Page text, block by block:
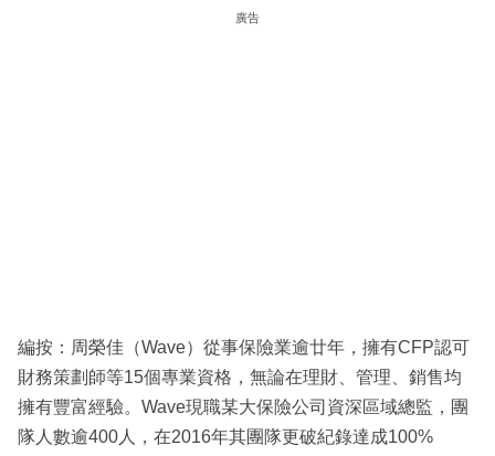
廣告
編按：周榮佳（Wave）從事保險業逾廿年，擁有CFP認可
財務策劃師等15個專業資格，無論在理財、管理、銷售均
擁有豐富經驗。Wave現職某大保險公司資深區域總監，團
隊人數逾400人，在2016年其團隊更破紀錄達成100%